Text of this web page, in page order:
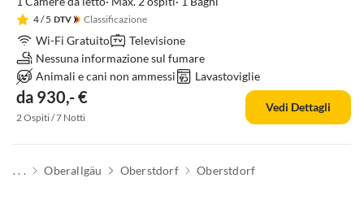
4/ 5 Classificazione
Wi-Fi Gratuito
Televisione
Nessuna informazione sul fumare
Animali e cani non ammessi
Lavastoviglie
da 930,- €
2 Ospiti / 7 Notti
Vedi Dettagli
. . . Oberallgäu Oberstdorf Oberstdorf